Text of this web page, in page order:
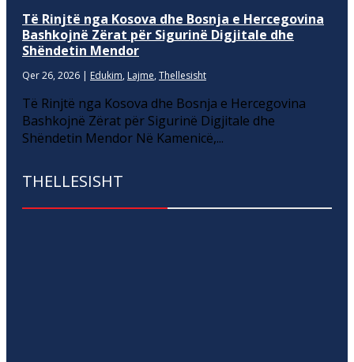
Të Rinjtë nga Kosova dhe Bosnja e Hercegovina
Bashkojnë Zërat për Sigurinë Digjitale dhe
Shëndetin Mendor
Qer 26, 2026 | Edukim, Lajme, Thellesisht
Të Rinjtë nga Kosova dhe Bosnja e Hercegovina
Bashkojnë Zërat për Sigurinë Digjitale dhe
Shëndetin Mendor Në Kamenicë,...
THELLESISHT